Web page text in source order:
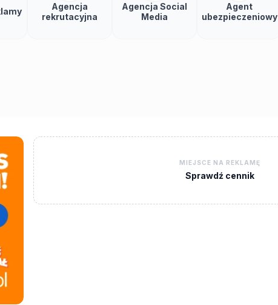
Agencja
rekrutacyjna
Agencja Social
Media
Agent
ubezpieczeniowy
MIEJSCE NA REKLAMĘ
Sprawdź cennik